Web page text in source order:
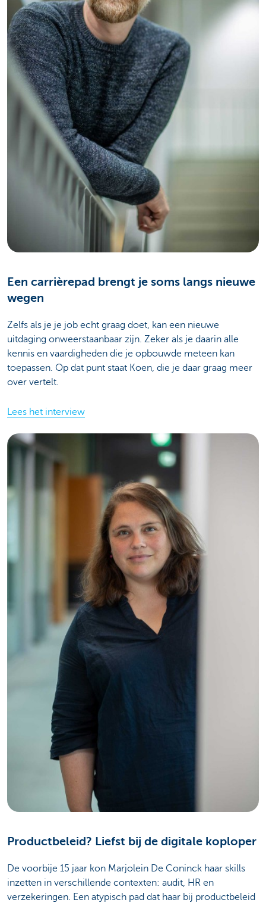
Een carrièrepad brengt je soms langs nieuwe
wegen
Zelfs als je je job echt graag doet, kan een nieuwe
uitdaging onweerstaanbaar zijn. Zeker als je daarin alle
kennis en vaardigheden die je opbouwde meteen kan
toepassen. Op dat punt staat Koen, die je daar graag meer
over vertelt.
Lees het interview
Productbeleid? Liefst bij de digitale koploper
De voorbije 15 jaar kon Marjolein De Coninck haar skills
inzetten in verschillende contexten: audit, HR en
verzekeringen. Een atypisch pad dat haar bij productbeleid